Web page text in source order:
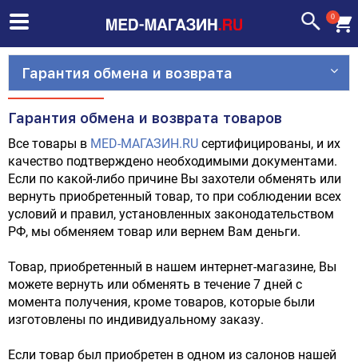
0
Гарантия обмена и возврата
Гарантия обмена и возврата товаров
Все товары в MED-МАГАЗИН.RU сертифицированы, и их
качество подтверждено необходимыми документами.
Если по какой-либо причине Вы захотели обменять или
вернуть приобретенный товар, то при соблюдении всех
условий и правил, установленных законодательством
РФ, мы обменяем товар или вернем Вам деньги.
Товар, приобретенный в нашем интернет-магазине, Вы
можете вернуть или обменять в течение 7 дней с
момента получения, кроме товаров, которые были
изготовлены по индивидуальному заказу.
Если товар был приобретен в одном из салонов нашей